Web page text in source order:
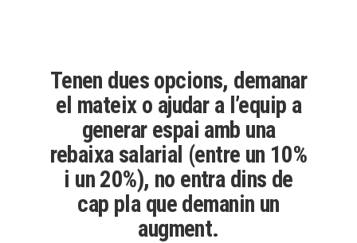
Tenen dues opcions, demanar
el mateix o ajudar a l’equip a
generar espai amb una
rebaixa salarial (entre un 10%
i un 20%), no entra dins de
cap pla que demanin un
augment.